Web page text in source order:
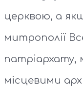
церквою, а
митрополії
патріархату,
місцевими